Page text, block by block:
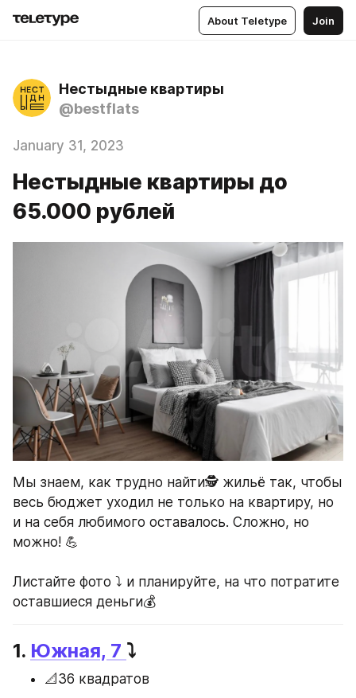
About Teletype Join
Нестыдные квартиры
@bestflats
January 31, 2023
Нестыдные квартиры до
65.000 рублей
Мы знаем, как трудно найти🕵️ жильё так, чтобы
весь бюджет уходил не только на квартиру, но
и на себя любимого оставалось. Сложно, но
можно! 💪
Листайте фото ⤵️ и планируйте, на что потратите
оставшиеся деньги💰
1. Южная, 7 ⤵️
📐36 квадратов